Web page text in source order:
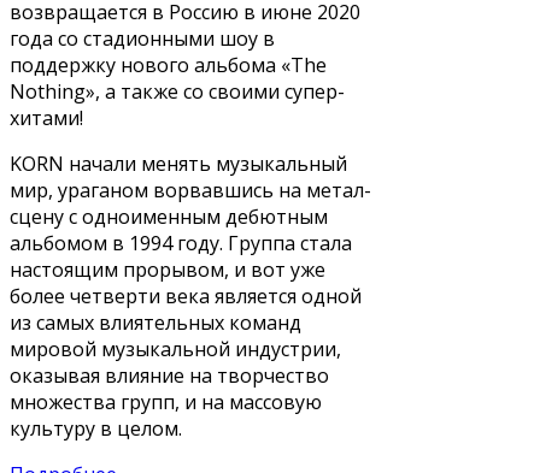
возвращается в Россию в июне 2020
года со стадионными шоу в
поддержку нового альбома «The
Nothing», а также со своими супер-
хитами!
KORN начали менять музыкальный
мир, ураганом ворвавшись на метал-
сцену с одноименным дебютным
альбомом в 1994 году. Группа стала
настоящим прорывом, и вот уже
более четверти века является одной
из самых влиятельных команд
мировой музыкальной индустрии,
оказывая влияние на творчество
множества групп, и на массовую
культуру в целом.